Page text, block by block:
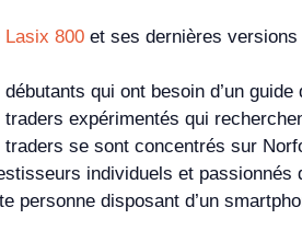
Lasix 800 et ses dernières
débutants qui ont besoin d’un
traders expérimentés qui
traders se sont concentrés sur
individuels et passionnés
personne disposant d’un